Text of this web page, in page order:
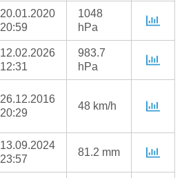
20.01.2020
20:59
1048
hPa
12.02.2026
12:31
983.7
hPa
26.12.2016
20:29
48 km/h
13.09.2024
23:57
81.2 mm